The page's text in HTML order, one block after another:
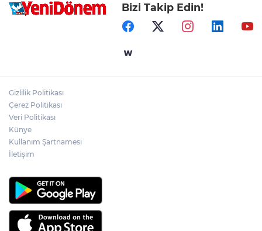
Bizi Takip Edin!
Gizlilik Politikası
Çerez Politikası
Veri Politikası
Künye
Kullanım Şartnamesi
İletişim